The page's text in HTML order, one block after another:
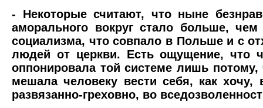
- Некоторые считают, что ныне
аморального вокруг стало больше,
социализма, что совпало в Польше и с
людей от церкви. Есть ощущение, что
оппонировала той системе лишь потому,
мешала человеку вести себя, как хочу,
развязанно-греховно, во